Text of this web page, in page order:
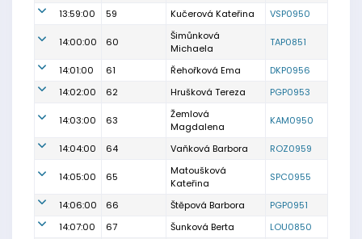
13:59:00 59 Kučerová Kateřina VSP0950
14:00:00 60
Šimůnková
Michaela
TAP0851
14:01:00 61 Řehořková Ema
DKP0956
14:02:00
62 Hrušková Tereza PGP0953
14:03:00 63
Žemlová
Magdalena
KAM0950
14:04:00 64 Vaňková Barbora ROZ0959
14:05:00 65
Matoušková
Kateřina
SPC0955
14:06:00 66 Štěpová Barbora
PGP0951
14:07:00
67 Šunková Berta
LOU0850